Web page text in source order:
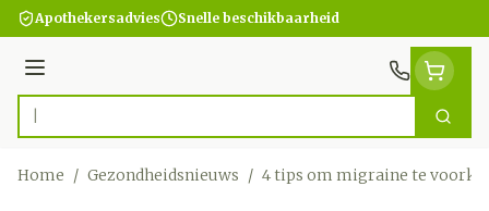
Ga naar de inhoud
Apothekersadvies Snelle beschikbaarheid
Menu
Product, merk, categorie... Zoek
Home / Gezondheidsnieuws / 4 tips om migraine te